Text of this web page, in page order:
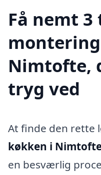
Få nemt
Nimtofte,
tryg ved
At finde den rette
køkken i
en besværlig